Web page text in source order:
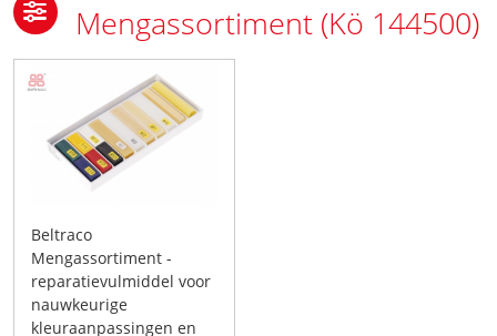
Mengassortiment (Kö 144500)
Beltraco
Mengassortiment -
reparatievulmiddel voor
nauwkeurige
kleuraanpassingen en